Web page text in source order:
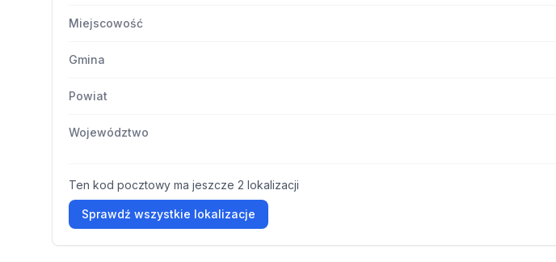
Miejscowość
Gmina
Powiat
Województwo
Ten kod pocztowy ma jeszcze 2 lokalizacji
Sprawdź wszystkie lokalizacje